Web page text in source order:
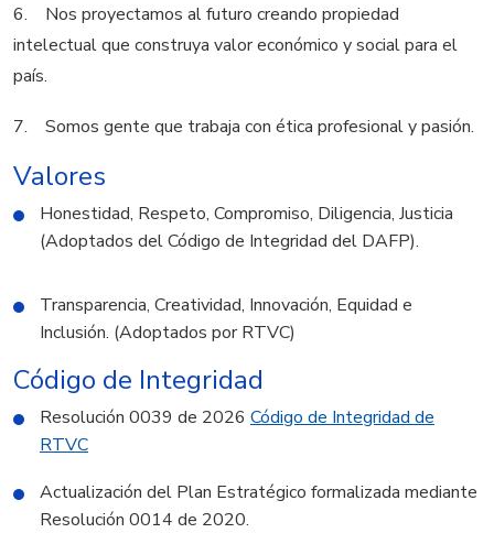
6. Nos proyectamos al futuro creando propiedad
intelectual que construya valor económico y social para el
país.
7. Somos gente que trabaja con ética profesional y pasión.
Valores
Honestidad, Respeto, Compromiso, Diligencia, Justicia
(Adoptados del Código de Integridad del DAFP).
Transparencia, Creatividad, Innovación, Equidad e
Inclusión. (Adoptados por RTVC)
Código de Integridad
Resolución 0039 de 2026 Código de Integridad de
RTVC
Actualización del Plan Estratégico formalizada mediante
Resolución 0014 de 2020.